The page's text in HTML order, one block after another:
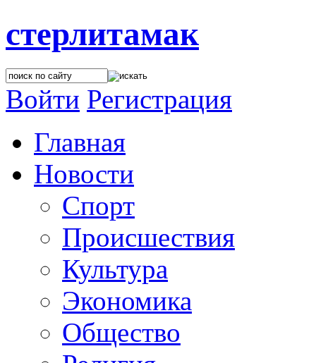
стерлитамак
Войти Регистрация
Главная
Новости
Спорт
Происшествия
Культура
Экономика
Общество